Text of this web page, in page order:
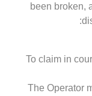
been broken,
To claim in
The Operator